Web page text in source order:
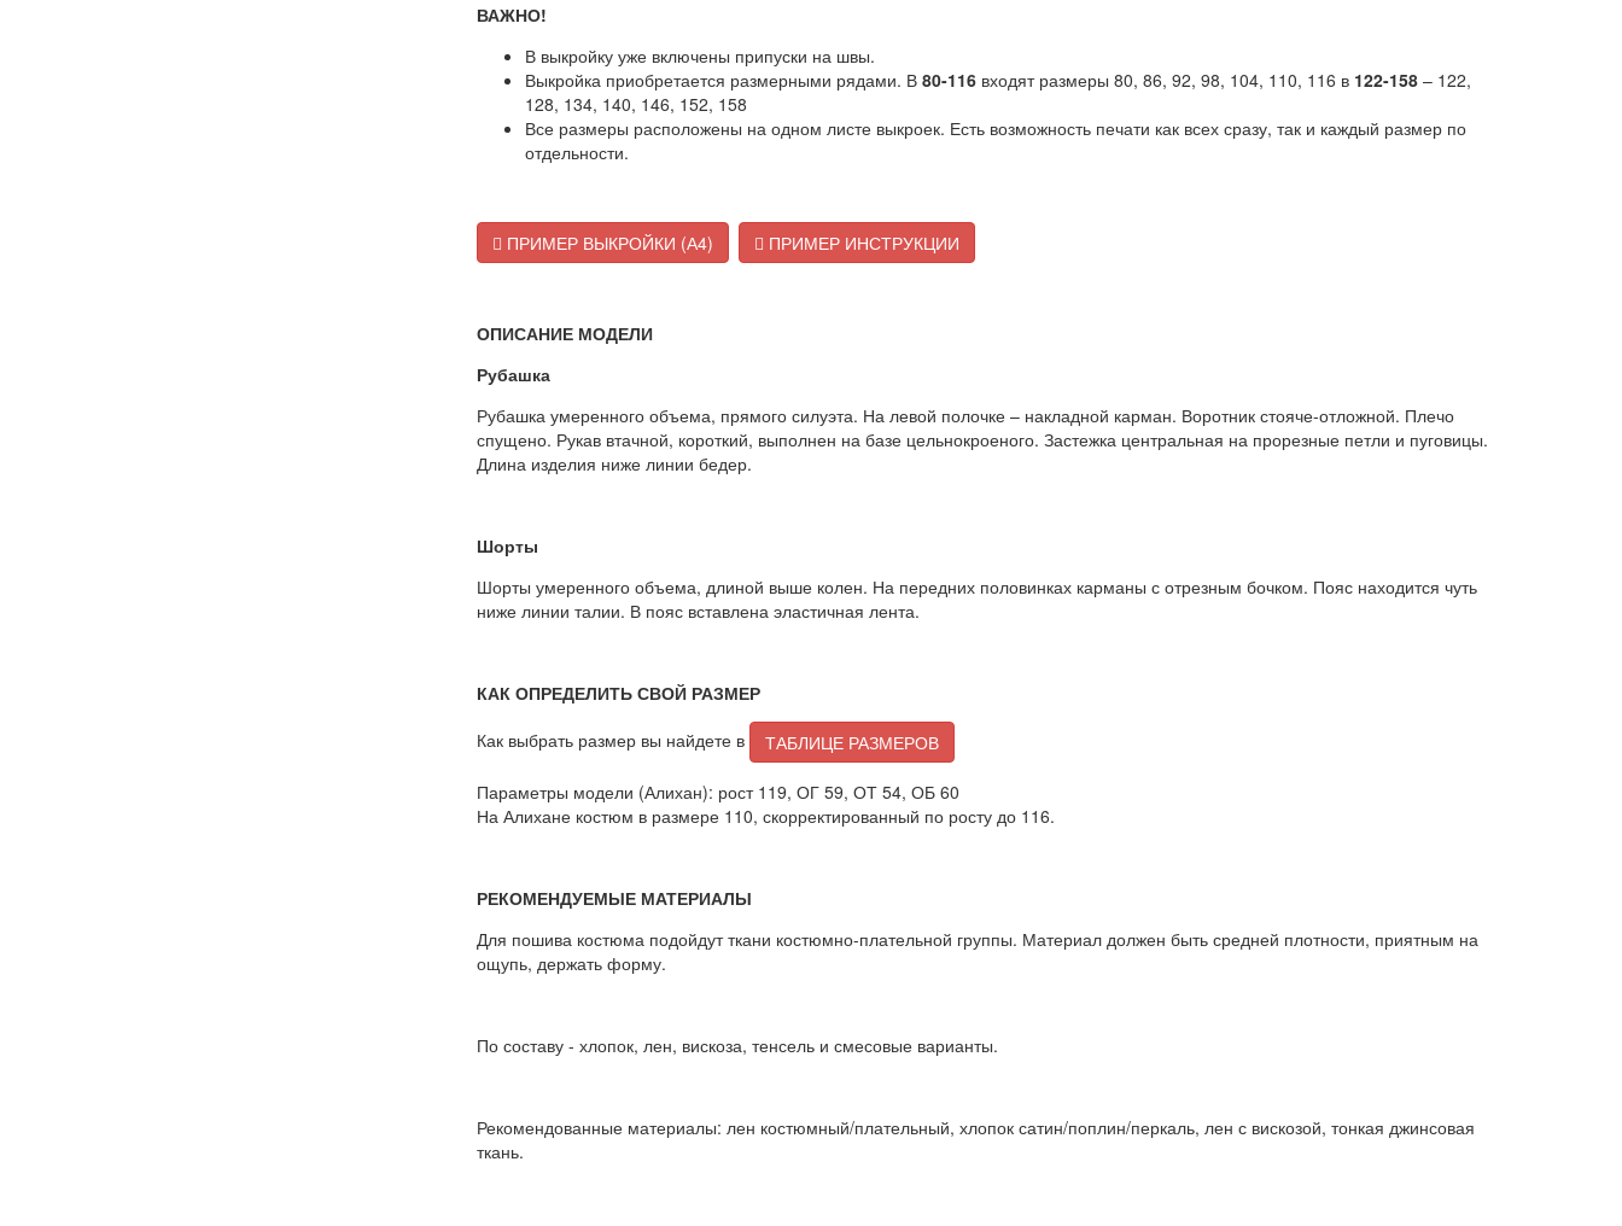
ВАЖНО!
В выкройку уже включены припуски на швы.
Выкройка приобретается размерными рядами. В 80-116входят размеры 80, 86, 92, 98, 104, 110, 116 в 122-158– 122,
128, 134, 140, 146, 152, 158
Все размеры расположены на одном листе выкроек. Есть возможность печати как всех сразу, так и каждый размер по
отдельности.
ПРИМЕР ВЫКРОЙКИ (А4) ПРИМЕР ИНСТРУКЦИИ
ОПИСАНИЕ МОДЕЛИ
Рубашка
Рубашка умеренного объема, прямого силуэта. На левой полочке – накладной карман. Воротник стояче-отложной. Плечо
спущено. Рукав втачной, короткий, выполнен на базе цельнокроеного. Застежка центральная на прорезные петли и пуговицы.
Длина изделия ниже линии бедер.
Шорты
Шорты умеренного объема, длиной выше колен. На передних половинках карманы с отрезным бочком. Пояс находится чуть
ниже линии талии. В пояс вставлена эластичная лента.
КАК ОПРЕДЕЛИТЬ СВОЙ РАЗМЕР
Как выбрать размер вы найдете в
ТАБЛИЦЕ РАЗМЕРОВ
Параметры модели (Алихан): рост 119, ОГ 59, ОТ 54, ОБ 60
На Алихане костюм в размере 110, скорректированный по росту до 116.
РЕКОМЕНДУЕМЫЕ МАТЕРИАЛЫ
Для пошива костюма подойдут ткани костюмно-плательной группы. Материал должен быть средней плотности, приятным на
ощупь, держать форму.
По составу - хлопок, лен, вискоза, тенсель и смесовые варианты.
Рекомендованные материалы: лен костюмный/плательный, хлопок сатин/поплин/перкаль, лен с вискозой, тонкая джинсовая
ткань.